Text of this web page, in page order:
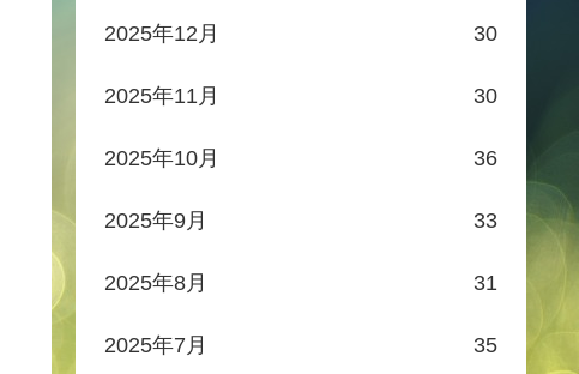
2025年12月 30
2025年11月 30
2025年10月 36
2025年9月 33
2025年8月 31
2025年7月 35